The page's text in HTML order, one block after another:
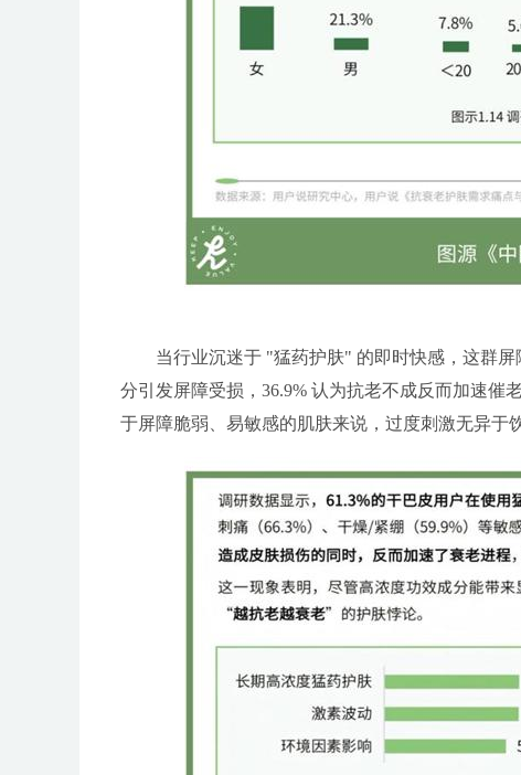
当行业沉迷于 "猛药护肤" 的即时快感，这群
分引发屏障受损，36.9% 认为抗老不成反而加速催
于屏障脆弱、易敏感的肌肤来说，过度刺激无异于